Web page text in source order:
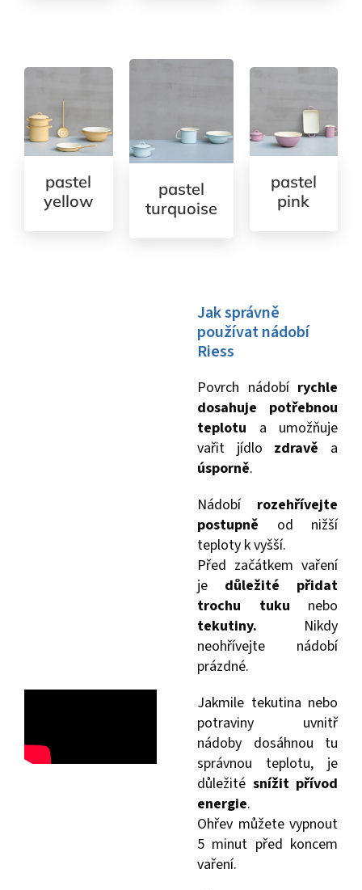
pastel
yellow
pastel
turquoise
pastel
pink
Jak správně
používat nádobí
Riess
Povrch nádobí rychle
dosahuje potřebnou
teplotu a umožňuje
vařit jídlo zdravě a
úsporně.
Nádobí rozehřívejte
postupně od nižší
teploty k vyšší.
Před začátkem vaření
je důležité přidat
trochu tuku nebo
tekutiny. Nikdy
neohřívejte nádobí
prázdné.
Jakmile tekutina nebo
potraviny uvnitř
nádoby dosáhnou tu
správnou teplotu, je
důležité snížit přívod
energie.
Ohřev můžete vypnout
5 minut před koncem
vaření.